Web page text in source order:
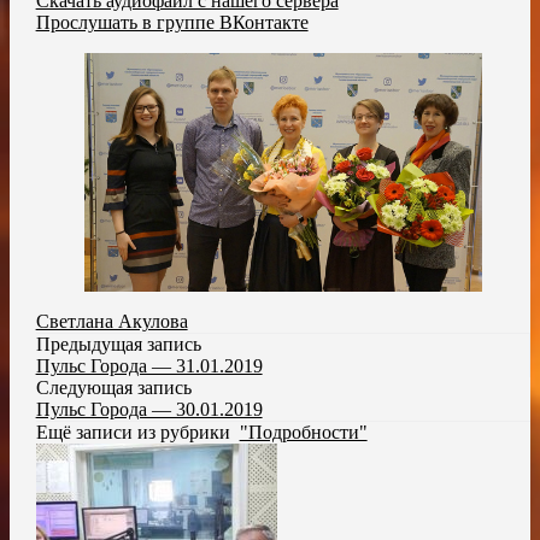
Прослушать в группе ВКонтакте
Светлана Акулова
Предыдущая запись
Пульс Города — 31.01.2019
Следующая запись
Пульс Города — 30.01.2019
Ещё записи из рубрики "Подробности"